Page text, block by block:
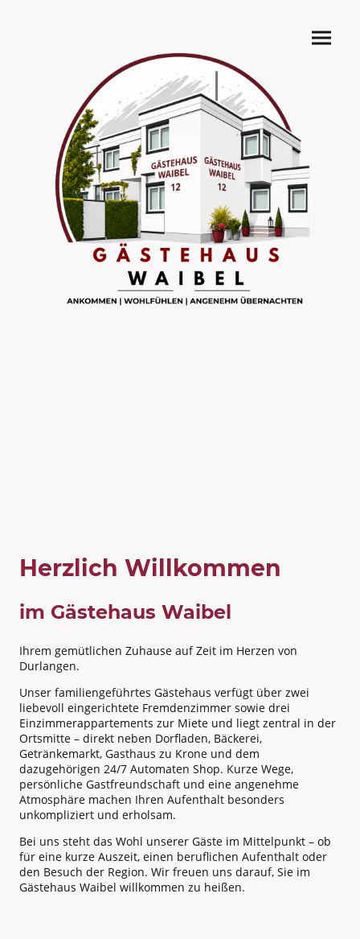
Herzlich Willkommen
im Gästehaus Waibel
Ihrem gemütlichen Zuhause auf Zeit im Herzen von
Durlangen.
Unser familiengeführtes Gästehaus verfügt über zwei
liebevoll eingerichtete Fremdenzimmer sowie drei
Einzimmerappartements zur Miete und liegt zentral in der
Ortsmitte – direkt neben Dorfladen, Bäckerei,
Getränkemarkt, Gasthaus zu Krone und dem
dazugehörigen 24/7 Automaten Shop. Kurze Wege,
persönliche Gastfreundschaft und eine angenehme
Atmosphäre machen Ihren Aufenthalt besonders
unkompliziert und erholsam.
Bei uns steht das Wohl unserer Gäste im Mittelpunkt – ob
für eine kurze Auszeit, einen beruflichen Aufenthalt oder
den Besuch der Region. Wir freuen uns darauf, Sie im
Gästehaus Waibel willkommen zu heißen.